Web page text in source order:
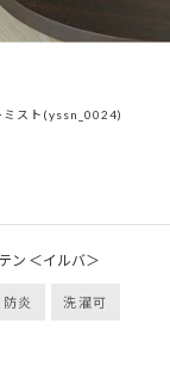
ミスト(yssn_0024)
ン ＜イルバ＞
防炎 洗濯可